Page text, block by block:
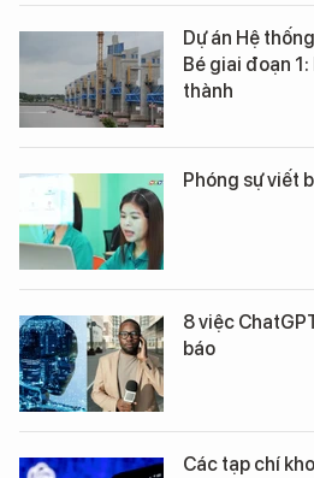
Dự án Hệ
Bé giai đoạn
thành
Phóng sự viết
8 việc
báo
Các tạp chí